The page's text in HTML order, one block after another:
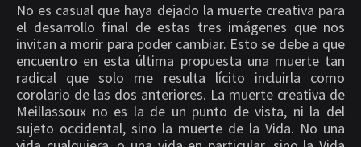
No es casual que haya dejado la muerte creativa para
el desarrollo final de estas tres imágenes que nos
invitan a morir para poder cambiar. Esto se debe a que
encuentro en esta última propuesta una muerte tan
radical que solo me resulta lícito incluirla como
corolario de las dos anteriores. La muerte creativa de
Meillassoux no es la de un punto de vista, ni la del
sujeto occidental, sino la muerte de la Vida. No una